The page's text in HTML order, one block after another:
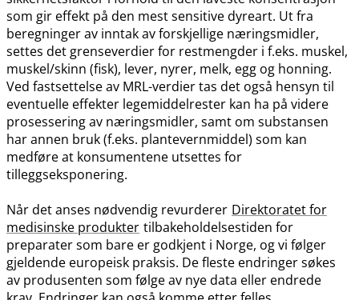
som gir effekt på den mest sensitive dyreart. Ut fra
beregninger av inntak av forskjellige næringsmidler,
settes det grenseverdier for restmengder i f.eks. muskel,
muskel​/​skinn (fisk), lever, nyrer, melk, egg og honning.
Ved fastsettelse av MRL-verdier tas det også hensyn til
eventuelle effekter legemiddelrester kan ha på videre
prosessering av næringsmidler, samt om substansen
har annen bruk (f.eks. plantevernmiddel) som kan
medføre at konsumentene utsettes for
tilleggseksponering.
Når det anses nødvendig revurderer Direktoratet for
medisinske produkter tilbakeholdelsestiden for
preparater som bare er godkjent i Norge, og vi følger
gjeldende europeisk praksis. De fleste endringer søkes
av produsenten som følge av nye data eller endrede